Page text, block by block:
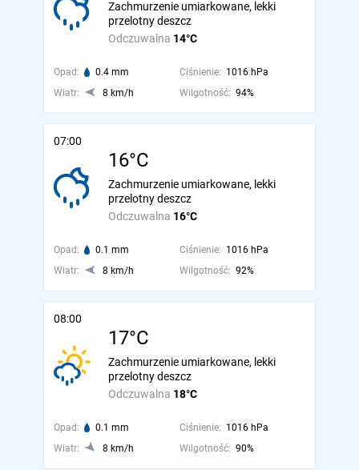
Odczuwalna 14°C
Zachmurzenie umiarkowane, lekki
przelotny deszcz
Opad: 0.4 mm Ciśnienie: 1016 hPa
Wiatr:
8 km/h Wilgotność: 94%
07:00
16°C
Odczuwalna 16°C
Zachmurzenie umiarkowane, lekki
przelotny deszcz
Opad: 0.1 mm Ciśnienie: 1016 hPa
Wiatr:
8 km/h Wilgotność: 92%
08:00
17°C
Odczuwalna 18°C
Zachmurzenie umiarkowane, lekki
przelotny deszcz
Opad: 0.1 mm Ciśnienie: 1016 hPa
Wiatr:
8 km/h Wilgotność: 90%